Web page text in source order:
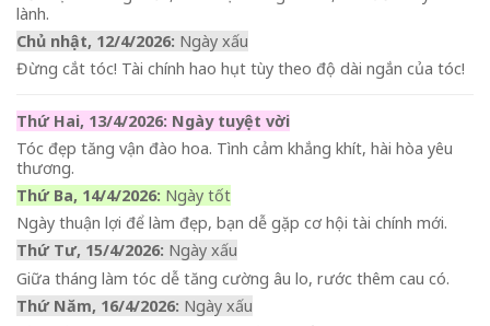
lành.
Chủ nhật, 12/4/2026: Ngày xấu
Đừng cắt tóc! Tài chính hao hụt tùy theo độ dài ngắn của tóc!
Thứ Hai, 13/4/2026: Ngày tuyệt vời
Tóc đẹp tăng vận đào hoa. Tình cảm khắng khít, hài hòa yêu
thương.
Thứ Ba, 14/4/2026: Ngày tốt
Ngày thuận lợi để làm đẹp, bạn dễ gặp cơ hội tài chính mới.
Thứ Tư, 15/4/2026: Ngày xấu
Giữa tháng làm tóc dễ tăng cường âu lo, rước thêm cau có.
Thứ Năm, 16/4/2026: Ngày xấu